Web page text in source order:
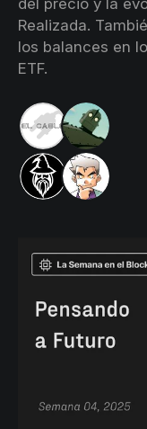
del precio y la
Realizada.
los balances en
ETF.